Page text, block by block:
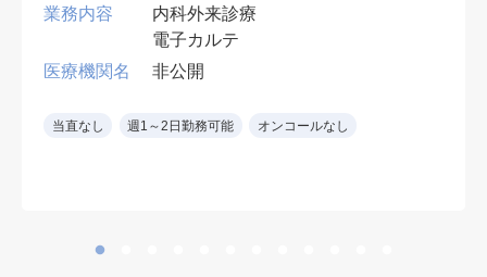
業務内容
内科外来診療
電子カルテ
医療機関名
非公開
当直なし 週1～2日勤務可能 オンコールなし